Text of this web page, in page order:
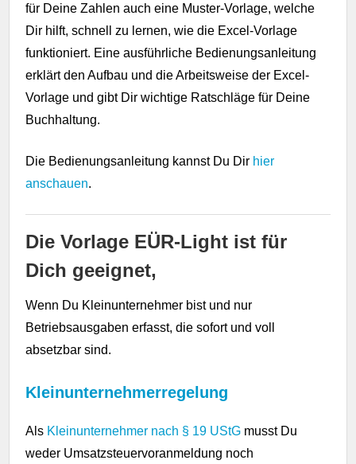
für Deine Zahlen auch eine Muster-Vorlage, welche
Dir hilft, schnell zu lernen, wie die Excel-Vorlage
funktioniert. Eine ausführliche Bedienungsanleitung
erklärt den Aufbau und die Arbeitsweise der Excel-
Vorlage und gibt Dir wichtige Ratschläge für Deine
Buchhaltung.
Die Bedienungsanleitung kannst Du Dir hier
anschauen.
Die Vorlage EÜR-Light ist für
Dich geeignet,
Wenn Du Kleinunternehmer bist und nur
Betriebsausgaben erfasst, die sofort und voll
absetzbar sind.
Kleinunternehmerregelung
Als Kleinunternehmer nach § 19 UStG musst Du
weder Umsatzsteuervoranmeldung noch